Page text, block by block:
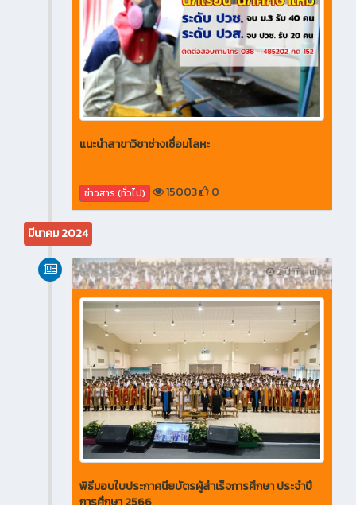
แนะนำสาขาวิชาช่างเชื่อมโลหะ
ข่าวสาร (ทั่วไป) 15003 0
มีนาคม 2024
2 ปี ที่ผ่านมา
ข่าวสาร
พิธีมอบใบประกาศนียบัตรผู้สำเร็จการศึกษา ประจำปี